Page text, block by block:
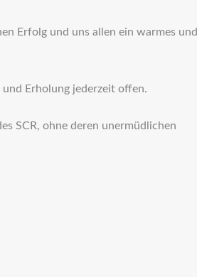
Erfolg und uns allen ein warmes und
Erholung jederzeit offen.
SCR, ohne deren unermüdlichen